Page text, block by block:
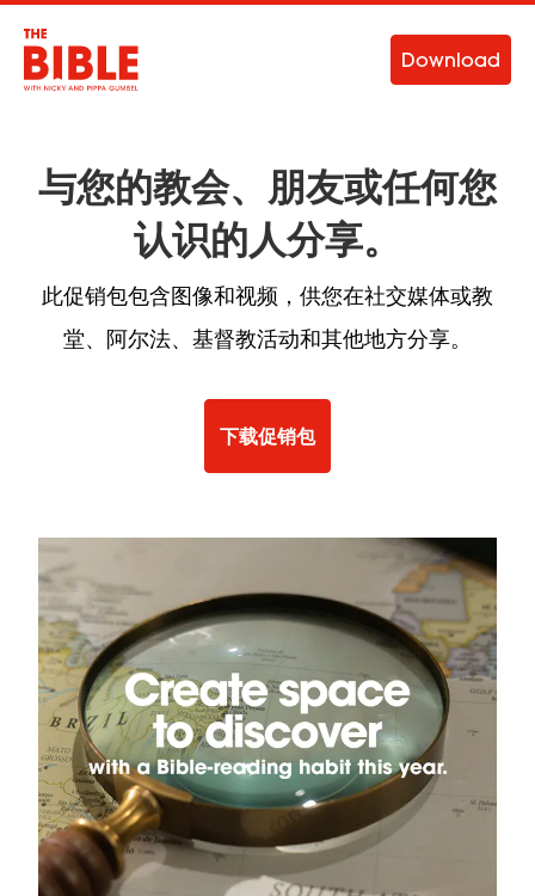
Download
与您的教会、朋友或任何您
认识的人分享。
此促销包包含图像和视频，供您在社交媒体或教
堂、阿尔法、基督教活动和其他地方分享。
下载促销包